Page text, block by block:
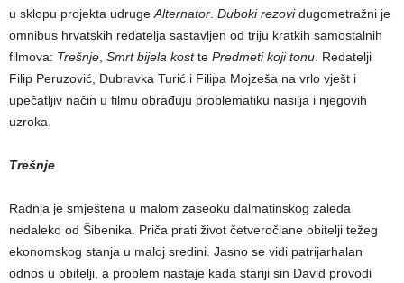
u sklopu projekta udruge Alternator Duboki rezovidugometražni je
omnibus hrvatskih redatelja sastavljen od triju kratkih samostalnih
filmova: Trešnje Smrt bijela kostte Predmeti koji tonu . Redatelji
Filip Peruzović, Dubravka Turić i Filipa Mojzeša na vrlo vješt i
upečatljiv način u filmu obrađuju problematiku nasilja i njegovih
uzroka.
Trešnje
Radnja je smještena u malom zaseoku dalmatinskog zaleđa
nedaleko od Šibenika. Priča prati život četveročlane obitelji težeg
ekonomskog stanja u maloj sredini. Jasno se vidi patrijarhalan
odnos u obitelji, a problem nastaje kada stariji sin David provodi